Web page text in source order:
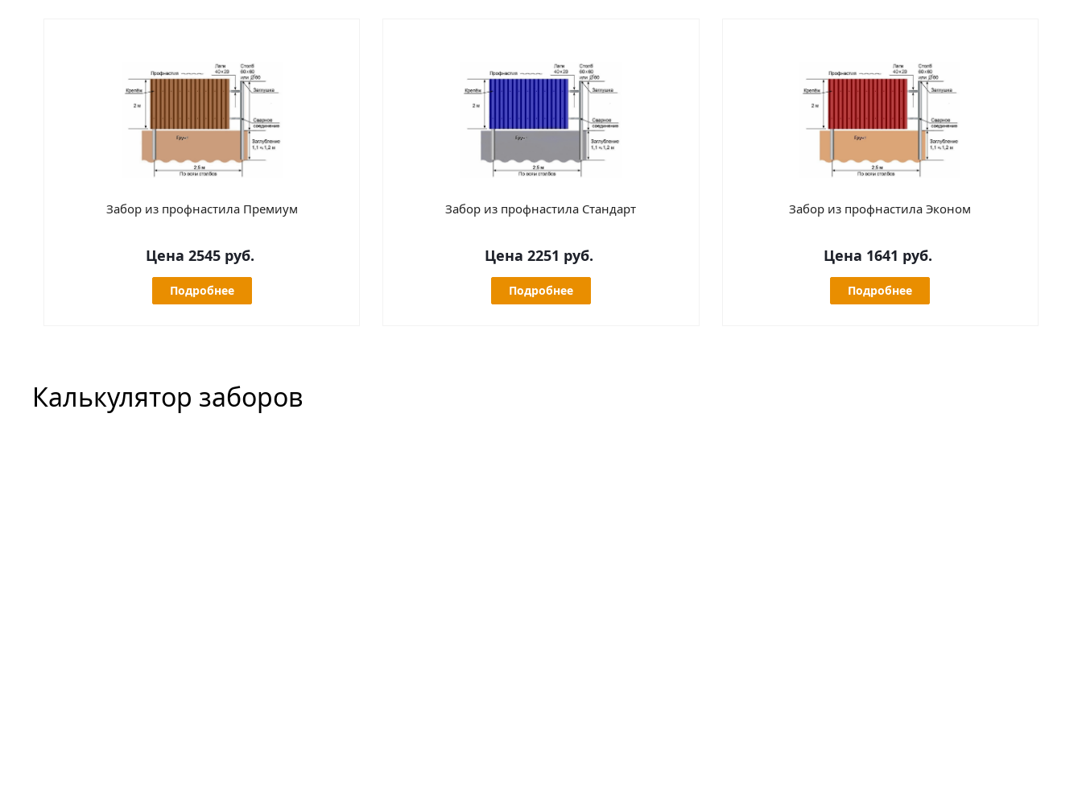
Забор из профнастила Премиум
Цена 2545 руб.
Подробнее
Забор из профнастила Стандарт
Цена 2251 руб.
Подробнее
Забор из профнастила Эконом
Цена 1641 руб.
Подробнее
Калькулятор заборов